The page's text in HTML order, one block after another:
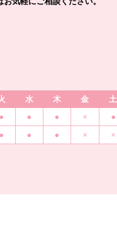
水 木 金 土
● ● ● × ●
● ● ● × ×